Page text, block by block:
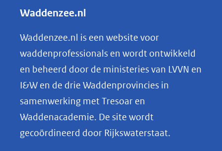
e
n
o
p
k
e
Waddenzee.nl
Waddenzee.nl is een website voor
waddenprofessionals en wordt ontwikkeld
en beheerd door de ministeries van LVVN en
I&W en de drie Waddenprovincies in
samenwerking met Tresoar en
Waddenacademie. De site wordt
gecoördineerd door Rijkswaterstaat.